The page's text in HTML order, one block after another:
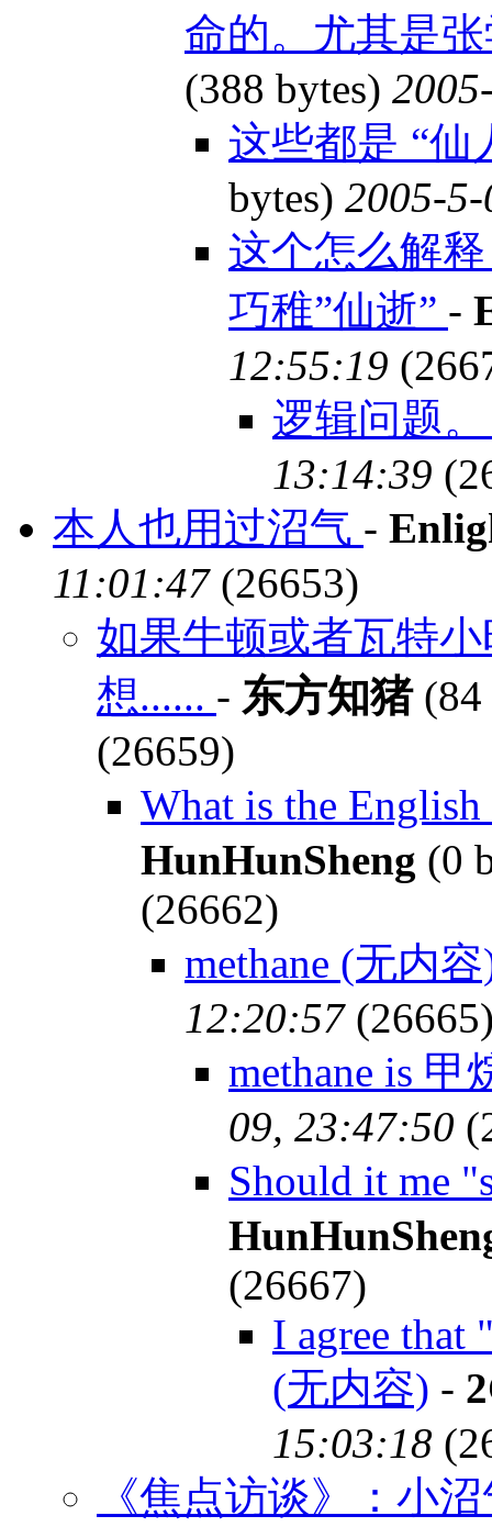
命的。尤其是
(388 bytes)
这些都是 “仙
bytes) 2005-
这个怎么解
巧稚”仙逝” -
12:55:19
逻辑问题
13:14:39
本人也用过沼气 -
11:01:47(26653)
如果牛顿或者瓦特
想...... - 东方知猪(84
(26659)
What is the
HunHunSheng (0
(26662)
methane (无内
12:20:57
methane is 甲
09, 23:47:50
Should it me
(26667)
I agree that
(无内容) -
15:03:18
《焦点访谈》：小